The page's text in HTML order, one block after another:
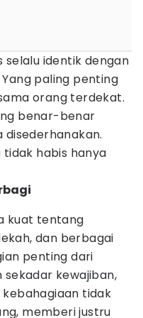
selalu identik dengan
paling penting
orang terdekat.
benar-benar
disederhanakan.
habis hanya
kuat tentang
dan berbagai
penting dari
sekadar kewajiban,
tidak
memberi justru